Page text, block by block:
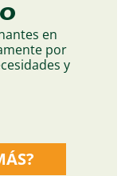
en
por
y